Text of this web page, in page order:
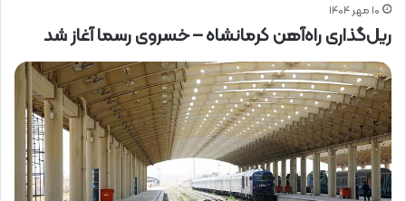
۱۰ مهر ۱۴۰۴
ریل‌گذاری راه‌آهن کرمانشاه – خسروی رسما آغاز شد